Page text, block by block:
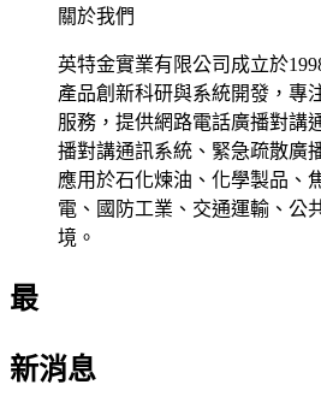
關於我們
英特金實業有限公司成立於
產品創新科研與系統開發，專
服務，提供網路電話廣播對講
播對講通訊系統、緊急疏散廣
應用於石化煉油、化學製品、
電、國防工業、交通運輸、公
境。
最
新消息